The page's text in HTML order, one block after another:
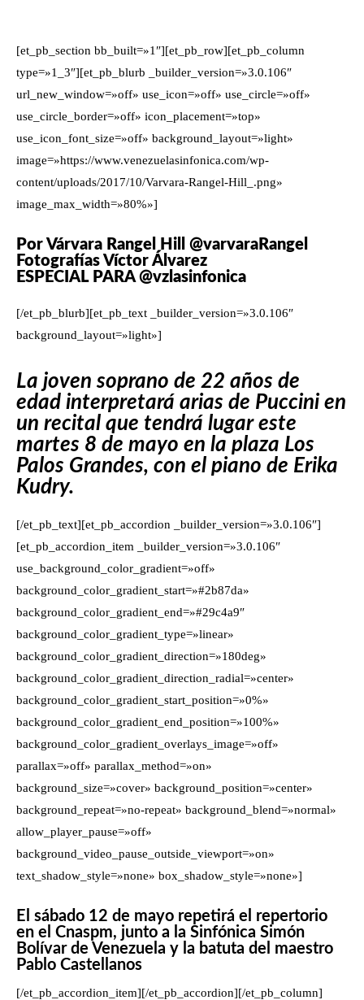
[et_pb_section bb_built=»1″][et_pb_row][et_pb_column
type=»1_3″][et_pb_blurb _builder_version=»3.0.106″
url_new_window=»off» use_icon=»off» use_circle=»off»
use_circle_border=»off» icon_placement=»top»
use_icon_font_size=»off» background_layout=»light»
image=»https://www.venezuelasinfonica.com/wp-
content/uploads/2017/10/Varvara-Rangel-Hill_.png»
image_max_width=»80%»]
Por Várvara Rangel Hill @varvaraRangel
Fotografías Víctor Álvarez
ESPECIAL PARA @vzlasinfonica
[/et_pb_blurb][et_pb_text _builder_version=»3.0.106″
background_layout=»light»]
La joven soprano de 22 años de
edad interpretará arias de Puccini en
un recital que tendrá lugar este
martes 8 de mayo en la plaza Los
Palos Grandes, con el piano de Erika
Kudry.
[/et_pb_text][et_pb_accordion _builder_version=»3.0.106″]
[et_pb_accordion_item _builder_version=»3.0.106″
use_background_color_gradient=»off»
background_color_gradient_start=»#2b87da»
background_color_gradient_end=»#29c4a9″
background_color_gradient_type=»linear»
background_color_gradient_direction=»180deg»
background_color_gradient_direction_radial=»center»
background_color_gradient_start_position=»0%»
background_color_gradient_end_position=»100%»
background_color_gradient_overlays_image=»off»
parallax=»off» parallax_method=»on»
background_size=»cover» background_position=»center»
background_repeat=»no-repeat» background_blend=»normal»
allow_player_pause=»off»
background_video_pause_outside_viewport=»on»
text_shadow_style=»none» box_shadow_style=»none»]
El sábado 12 de mayo repetirá el repertorio
en el Cnaspm, junto a la Sinfónica Simón
Bolívar de Venezuela y la batuta del maestro
Pablo Castellanos
[/et_pb_accordion_item][/et_pb_accordion][/et_pb_column]